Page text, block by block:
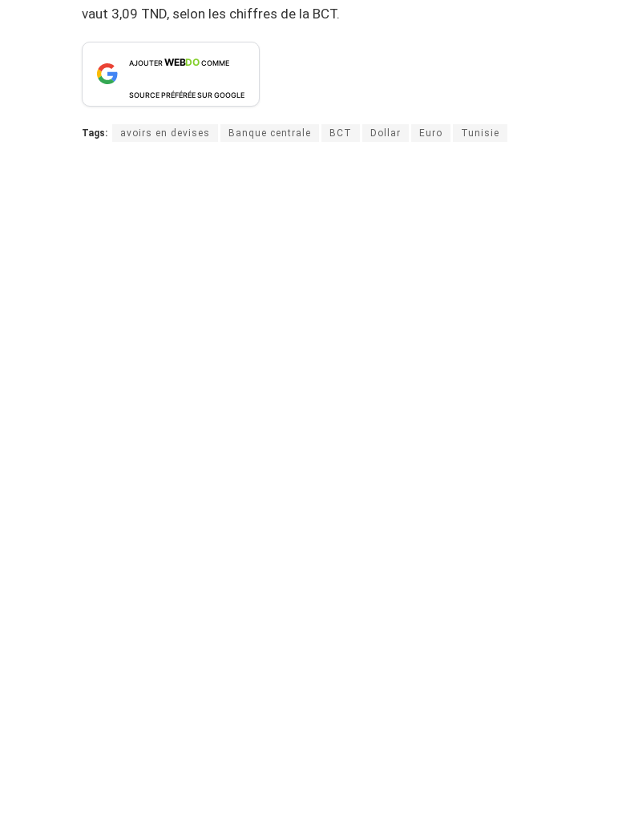
vaut 3,09 TND, selon les chiffres de la BCT.
AJOUTERWEBDOCOMME
SOURCE PRÉFÉRÉE SUR GOOGLE
Tags: avoirs en devises Banque centrale BCT Dollar Euro Tunisie